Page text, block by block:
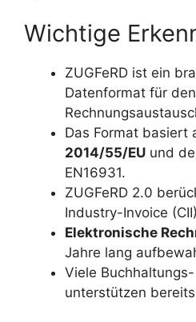
Wichtige
ZUGFeRD ist ein
Datenformat für
Das Format basiert
2014/55/EU und
EN16931.
ZUGFeRD 2.0
Industry-Invoice
Elektronische
Jahre lang
Viele
unterstützen bereits